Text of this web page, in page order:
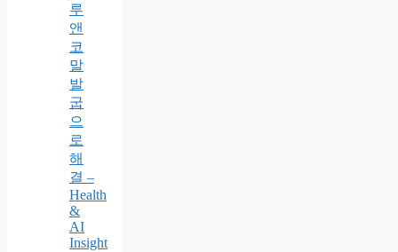
루
앤
코
말
발
굽
으
로
해
결 –
Health
&
AI
Insight